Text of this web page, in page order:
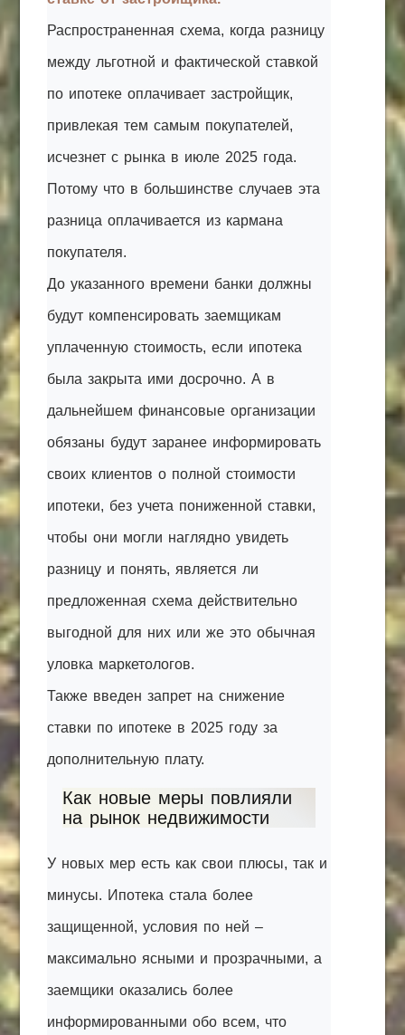
Распространенная схема, когда разницу
между льготной и фактической ставкой
по ипотеке оплачивает застройщик,
привлекая тем самым покупателей,
исчезнет с рынка в июле 2025 года.
Потому что в большинстве случаев эта
разница оплачивается из кармана
покупателя.
До указанного времени банки должны
будут компенсировать заемщикам
уплаченную стоимость, если ипотека
была закрыта ими досрочно. А в
дальнейшем финансовые организации
обязаны будут заранее информировать
своих клиентов о полной стоимости
ипотеки, без учета пониженной ставки,
чтобы они могли наглядно увидеть
разницу и понять, является ли
предложенная схема действительно
выгодной для них или же это обычная
уловка маркетологов.
Также введен запрет на снижение
ставки по ипотеке в 2025 году за
дополнительную плату.
Как новые меры повлияли
на рынок недвижимости
У новых мер есть как свои плюсы, так и
минусы. Ипотека стала более
защищенной, условия по ней –
максимально ясными и прозрачными, а
заемщики оказались более
информированными обо всем, что